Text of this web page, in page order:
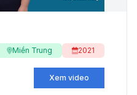
Miền Trung 2021
Xem video